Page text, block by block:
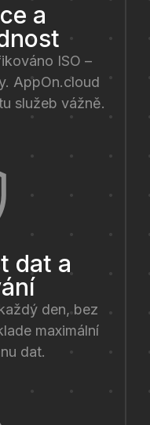
a
ISO –
AppOn.cloud
služeb vážně.
dat a
den, bez
maximální
dat.